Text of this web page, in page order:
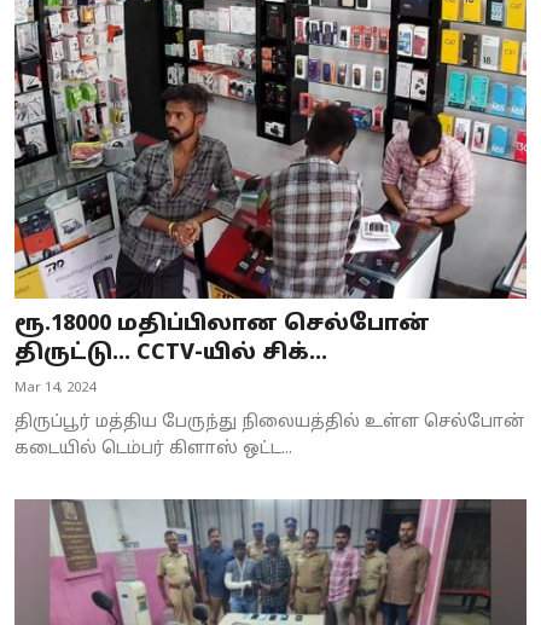
ரூ.18000 மதிப்பிலான செல்போன்
திருட்டு... CCTV-யில் சிக்...
Mar 14, 2024
திருப்பூர் மத்திய பேருந்து நிலையத்தில் உள்ள செல்போன்
கடையில் டெம்பர் கிளாஸ் ஒட்ட...